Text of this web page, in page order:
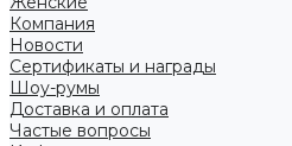
Компания
Новости
Сертификаты и награды
Шоу-румы
Доставка и оплата
Частые вопросы